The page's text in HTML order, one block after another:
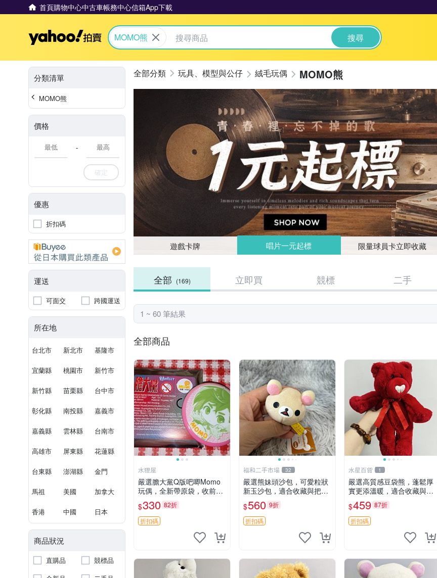
首頁購物中心中古車帳務中心信箱App下載
Yahoo拍賣
MOMO熊 搜尋
分類清單
MOMO熊
價格
-
確定
優惠
折扣碼
運送
可面交 跨國運送
所在地
台北市 新北市 基隆市
宜蘭縣 桃園市 新竹市
新竹縣 苗栗縣 台中市
彰化縣 南投縣 嘉義市
嘉義縣 雲林縣 台南市
高雄市 屏東縣 花蓮縣
台東縣 澎湖縣 金門
馬祖 美國 加拿大
香港 中國 日本
商品狀況
直購品
競標品
玩具、模型與公仔 絨毛玩偶 MOMO熊
遊戲卡牌 唱片一元起標 限量球員卡立即收藏
全部 (169) 立即買 競標 二手
1 ~ 60 筆結果
全部商品
水狸屋
嚴選膽大黨Q版吧唧Momo
玩偶，全新帶原袋，收前請
詳讀收物須知。非偏遠地區
同城可取。 膽大黨 Q版 陳
冠希 妙Q玩偶
$330 82折
折扣碼
福和二手市場 32
嚴選熊妹頭沙包，可愛粒狀
新玉沙包，適合收藏與把玩
熊妹 沙包 玉石
$560 9折
折扣碼
水星百貨 1
嚴選高質感豆袋熊，蓬鬆厚
實更添溫暖，適合收藏與休
憩。前胸填充飽滿，背部亦
具優雅設計。 豆袋熊 保暖
溫柔 蓬松
$459 87折
折扣碼